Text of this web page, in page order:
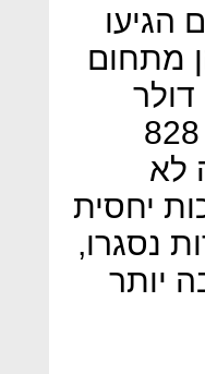
הגיעו
מתחום
רק 469 מיליון דולר
במשותף. לעומת זאת, בתחום התקשורת נסגרו רק 828
זה לא
יחסית
חומרה או שבבים (40 חברות נסגרו,
יותר